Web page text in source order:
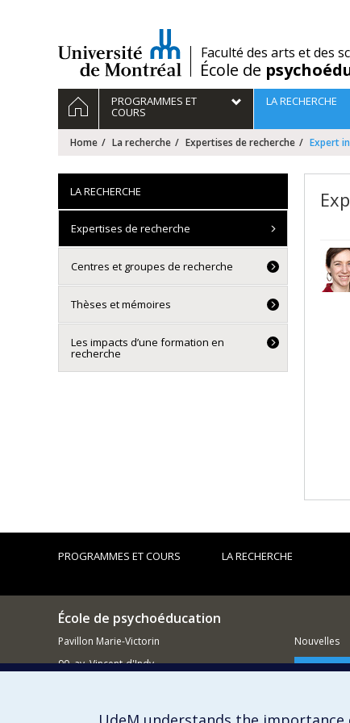
/Faculté des arts et des
École de
Navigation
principale
HOMEPROGRAMMES ET
COURS
LA RECHERCHE
Home La recherche Expertises de recherche Expert
LA RECHERCHE
Expertises de recherche
Centres et groupes de recherche
Thèses et mémoires
Les impacts d’une formation en
recherche
PROGRAMMES ET COURS LA RECHERCHE
École de psychoéducation
Pavillon Marie-Victorin
90, av. Vincent-d'Indy
Nouvelles